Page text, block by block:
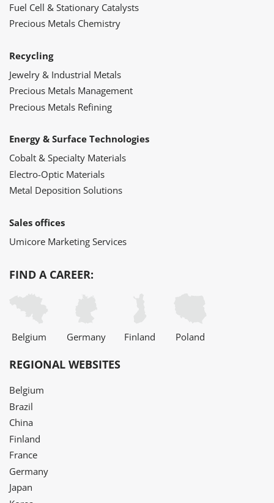
Fuel Cell & Stationary Catalysts
Precious Metals Chemistry
Recycling
Jewelry & Industrial Metals
Precious Metals Management
Precious Metals Refining
Energy & Surface Technologies
Cobalt & Specialty Materials
Electro-Optic Materials
Metal Deposition Solutions
Sales offices
Umicore Marketing Services
FIND A CAREER:
Belgium Germany Finland Poland
REGIONAL WEBSITES
Belgium
Brazil
China
Finland
France
Germany
Japan